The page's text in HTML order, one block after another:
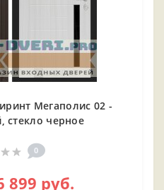
Мегаполис 02 -
стекло черное
0
899 руб.